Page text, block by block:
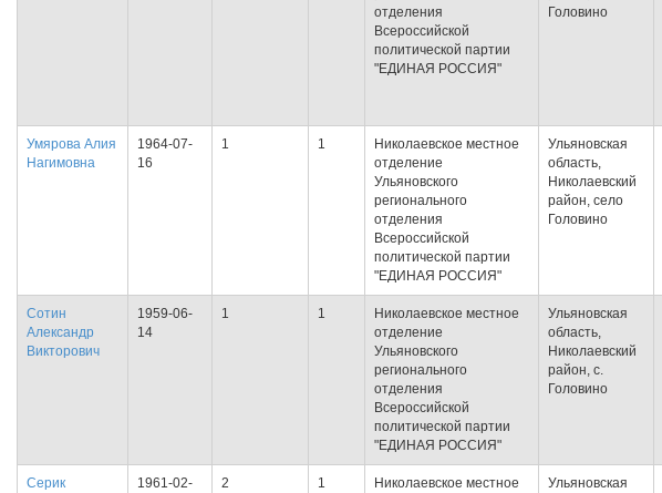
отделения
Всероссийской
политической партии
"ЕДИНАЯ РОССИЯ"
Головино
Умярова Алия
Нагимовна
1964-07-
16
1 1
Николаевское местное
отделение
Ульяновского
регионального
отделения
Всероссийской
политической партии
"ЕДИНАЯ РОССИЯ"
Ульяновская
область,
Николаевский
район, село
Головино
Сотин
Александр
Викторович
1959-06-
14
1 1
Николаевское местное
отделение
Ульяновского
регионального
отделения
Всероссийской
политической партии
"ЕДИНАЯ РОССИЯ"
Ульяновская
область,
Николаевский
район, с.
Головино
Серик
1961-02-
2 1
Николаевское местное
Ульяновская